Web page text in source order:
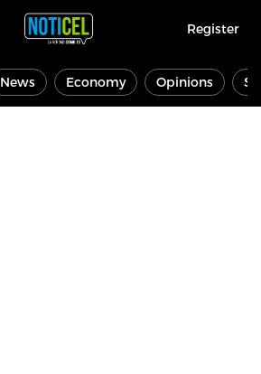
Register
News Economy Opinions